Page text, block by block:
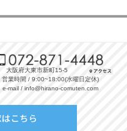
大阪府大東市新町15-5
営業時間 / 9:00~18:00(水曜日定休)
e-mail / info@hirano-comuten.com